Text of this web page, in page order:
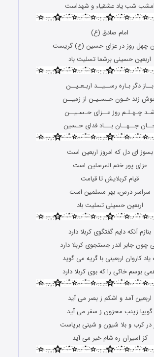
امشب شب یاد عشقیاء و شهداست
امام صادق (ع)
چهل روز در عزای حسین (ع) گریست
اربعین حسینی برشما تسلیت باد
بــاز دگر بـاره رســیــد اربـعـیــن
زند خـون حـسـیـن از زمیــن
شـد چـهـلـم روز عــزای حـسـیــن
جــهــان بـــاد فدای حـسین
بسوز ای دل که امروز اربعین است
عزای پور ختم المرسلین است
قیام کربلایش تا قیامت
سراسر درس، بهر مسلمین است
اربعین حسینی تسلیت باد
بنازم آنکه دایم گفتگوی کربلا دارد
چون جابر اندر جستجوی کربلا دارد
یاد کاروان اربعینی با گریه می گوید
بوسم خاکی را که بوی کربلا دارد
اربعین آمد و اشکم ز بصر می آید
گوییا زینب محزون ز سفر می آید
در کرب و بلا شیون و شینی برپاست
کز اسیران ره شام خبر می آید